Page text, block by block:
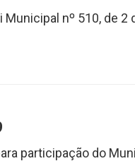
Municipal nº 510, de
participação do